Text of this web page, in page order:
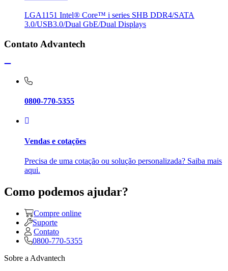
LGA1151 Intel® Core™ i series SHB DDR4/SATA
3.0/USB3.0/Dual GbE/Dual Displays
Contato Advantech
0800-770-5355
Vendas e cotações
Precisa de uma cotação ou solução personalizada? Saiba mais
aqui.
Como podemos ajudar?
Compre online
Suporte
Contato
0800-770-5355
Sobre a Advantech